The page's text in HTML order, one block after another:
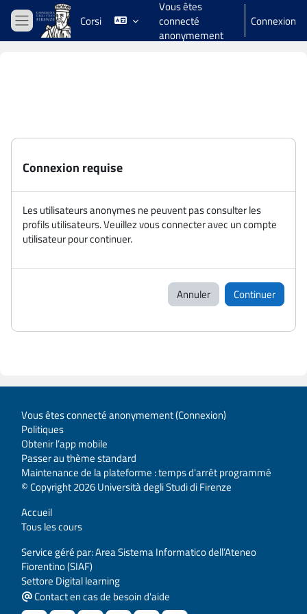
Passer au contenu principal
Panneau latéral
Corsi
Vous êtes
connecté
anonymement
Connexion
Connexion requise
Les utilisateurs anonymes ne peuvent pas consulter les
profils utilisateurs. Veuillez vous connecter avec un compte
utilisateur pour continuer.
Annuler Continuer
Vous êtes connecté anonymement (Connexion)
Politiques
Obtenir l’app mobile
Passer au thème standard
Maintenance de la plateforme : temps d'arrêt programmé
© Copyright 2026 Università degli Studi di Firenze
Accueil
Tous les cours
Service géré par: Area Sistema Informatico dell’Ateneo
Fiorentino (SIAF)
Settore Digital learning
Contact en cas de besoin d'aide